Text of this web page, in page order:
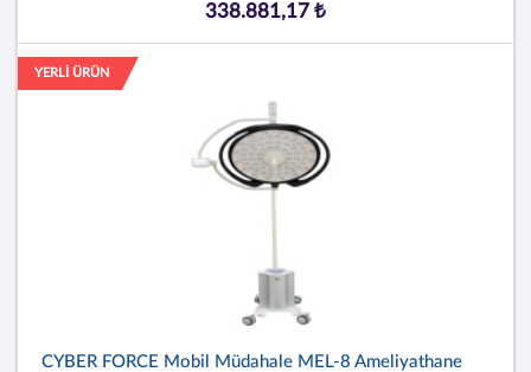
338.881,17 ₺
YERLİ ÜRÜN
CYBER FORCE Mobil Müdahale MEL-8 Ameliyathane